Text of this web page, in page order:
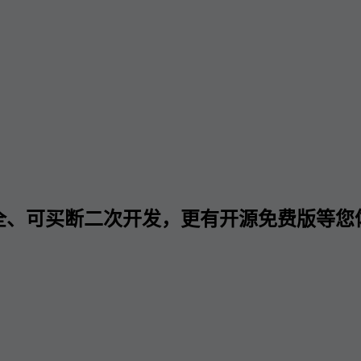
可买断二次开发，更有开源免费版等您